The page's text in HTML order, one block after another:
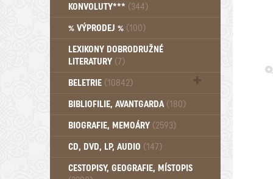
KONVOLUTY*** (344)
% VÝPRODEJ % (100)
LEXIKONY DOBRODRUŽNÉ
LITERATURY (7)
BELETRIE (10842)
Beletrie - Historická (1388)
Beletrie - Povídky (1758)
Beletrie - Válečné romány (489)
Beletrie - Ženské a dívčí romány
BIBLIOFILIE, AVANTGARDA (180)
BIOGRAFIE, MEMOÁRY (2593)
CD, DVD, LP, AUDIO (147)
CESTOPISY, GEOGRAFIE, MÍSTOPIS